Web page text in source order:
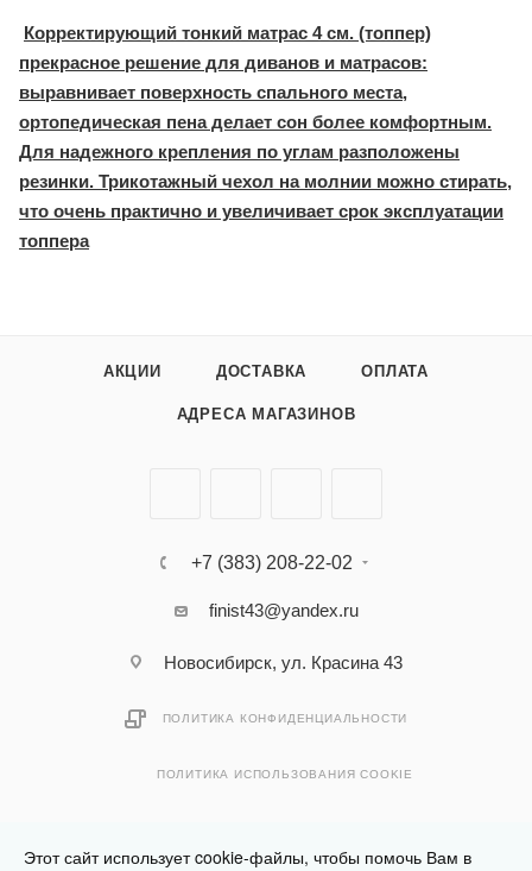
Корректирующий тонкий матрас 4 см. (топпер)
прекрасное решение для диванов и матрасов:
выравнивает поверхность спального места,
ортопедическая пена делает сон более комфортным.
Для надежного крепления по углам разположены
резинки. Трикотажный чехол на молнии можно стирать,
что очень практично и увеличивает срок эксплуатации
топпера
АКЦИИ ДОСТАВКА ОПЛАТА
АДРЕСА МАГАЗИНОВ
+7 (383) 208-22-02
finist43@yandex.ru
Новосибирск, ул. Красина 43
ПОЛИТИКА КОНФИДЕНЦИАЛЬНОСТИ
ПОЛИТИКА ИСПОЛЬЗОВАНИЯ COOKIE
Этот сайт использует cookie-файлы, чтобы помочь Вам в